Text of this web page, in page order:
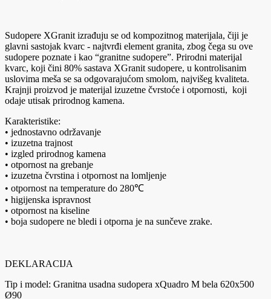
Sudopere XGranit izrađuju se od kompozitnog materijala, čiji je
glavni sastojak kvarc - najtvrđi element granita, zbog čega su ove
sudopere poznate i kao “granitne sudopere”. Prirodni materijal
kvarc, koji čini 80% sastava XGranit sudopere, u kontrolisanim
uslovima meša se sa odgovarajućom smolom, najvišeg kvaliteta.
Krajnji proizvod je materijal izuzetne čvrstoće i otpornosti, koji
odaje utisak prirodnog kamena.
Karakteristike:
• jednostavno održavanje
• izuzetna trajnost
• izgled prirodnog kamena
• otpornost na grebanje
• izuzetna čvrstina i otpornost na lomljenje
• otpornost na temperature do 280℃
• higijenska ispravnost
• otpornost na kiseline
• boja sudopere ne bledi i otporna je na sunčeve zrake.
DEKLARACIJA
Tip i model: Granitna usadna sudopera xQuadro M bela 620x500
Ø90